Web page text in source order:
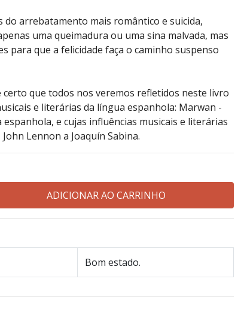
do arrebatamento mais romântico e suicida,
uma queimadura ou uma sina malvada, mas
para que a felicidade faça o caminho suspenso
que todos nos veremos refletidos neste livro
e literárias da língua espanhola: Marwan -
e cujas influências musicais e literárias
Lennon a Joaquín Sabina.
Bom estado.